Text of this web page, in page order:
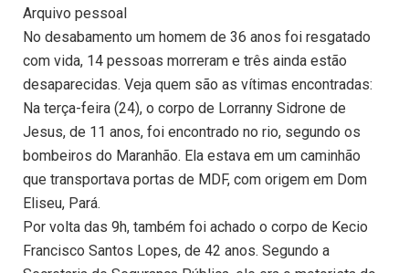
Arquivo pessoal
No desabamento um homem de 36 anos foi resgatado
com vida, 14 pessoas morreram e três ainda estão
desaparecidas. Veja quem são as vítimas encontradas:
Na terça-feira (24), o corpo de Lorranny Sidrone de
Jesus, de 11 anos, foi encontrado no rio, segundo os
bombeiros do Maranhão. Ela estava em um caminhão
que transportava portas de MDF, com origem em Dom
Eliseu, Pará.
Por volta das 9h, também foi achado o corpo de Kecio
Francisco Santos Lopes, de 42 anos. Segundo a